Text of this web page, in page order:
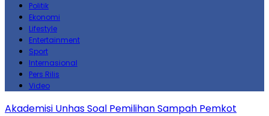
Politik
Ekonomi
Lifestyle
Entertainment
Sport
Internasional
Pers Rilis
Video
Akademisi Unhas Soal Pemilihan Sampah Pemkot